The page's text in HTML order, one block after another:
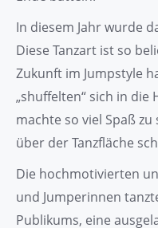
In diesem Jahr wurde
Diese Tanzart ist so
Zukunft im Jumpstyle
„shuffelten“ sich in die
machte so viel Spaß
über der Tanzfläche
Die hochmotivierten
und Jumperinnen
Publikums, eine